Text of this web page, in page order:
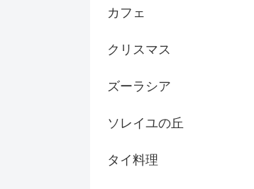
カフェ
クリスマス
ズーラシア
ソレイユの丘
タイ料理